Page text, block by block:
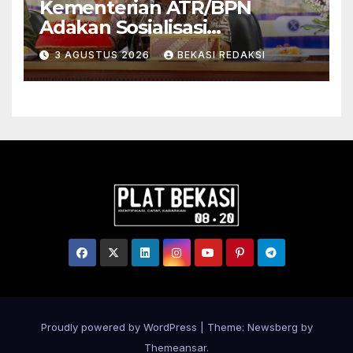
Kementerian ATR/BPN
Adakan Sosialisasi
Pengadministrasian Tanah
Ulayat untuk Perkuat
Kepastian Hukum bagi
3 AGUSTUS 2026 BEKASI REDAKSI
Proudly powered by WordPress Theme: Newsberg by
Themeansar.